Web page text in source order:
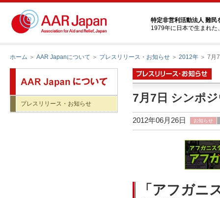
特定非営利活動法人 難民
1979年に日本で生まれた
ホーム ＞ AAR Japanについて ＞ プレスリリース・お知らせ ＞ 2012年 ＞ 7月
プレスリリース・お知らせ 7月7日 シンポ
2012年06月26日 お知らせ
「アフガニ